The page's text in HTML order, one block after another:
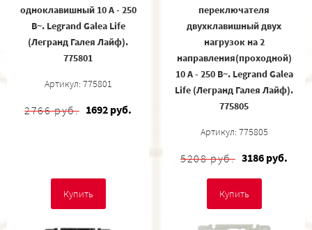
одноклавишный 10 A - 250
В~. Legrand Galea Life
(Легранд Галея Лайф).
775801
Артикул: 775801
2766 руб. 1692 руб.
Купить
переключателя
двухклавишный двух
нагрузок на 2
направления(проходной)
10 A - 250 В~. Legrand Galea
Life (Легранд Галея Лайф).
775805
Артикул: 775805
5208 руб. 3186 руб.
Купить